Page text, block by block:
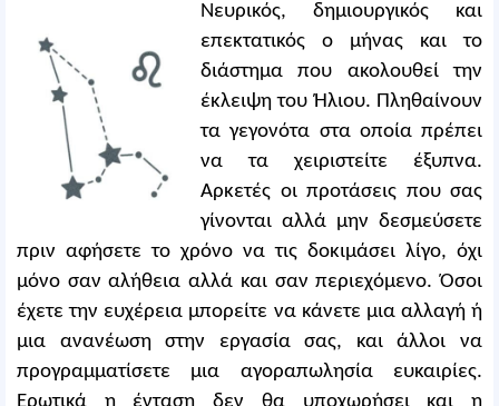
Νευρικός, δημιουργικός και
επεκτατικός ο μήνας και το
διάστημα που ακολουθεί την
έκλειψη του Ήλιου. Πληθαίνουν
τα γεγονότα στα οποία πρέπει
να τα χειριστείτε έξυπνα.
Αρκετές οι προτάσεις που σας
γίνονται αλλά μην δεσμεύσετε
πριν αφήσετε το χρόνο να τις δοκιμάσει λίγο, όχι
μόνο σαν αλήθεια αλλά και σαν περιεχόμενο. Όσοι
έχετε την ευχέρεια μπορείτε να κάνετε μια αλλαγή ή
μια ανανέωση στην εργασία σας, και άλλοι να
προγραμματίσετε μια αγοραπωλησία ευκαιρίες.